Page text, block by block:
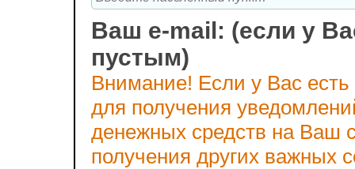
Ваш e-mail: (если у
пустым)
Внимание! Если у Вас
для получения
денежных средств на Ваш
получения других важных